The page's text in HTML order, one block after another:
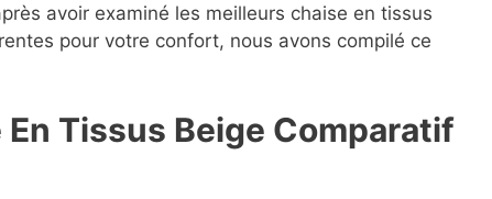
avoir examiné les meilleurs chaise en tissus
pour votre confort, nous avons compilé ce
Tissus Beige Comparatif